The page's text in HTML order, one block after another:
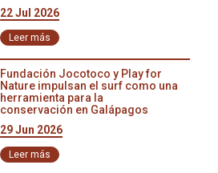
22 Jul 2026
Leer más
Fundación Jocotoco y Play for
Nature impulsan el surf como una
herramienta para la
conservación en Galápagos
29 Jun 2026
Leer más